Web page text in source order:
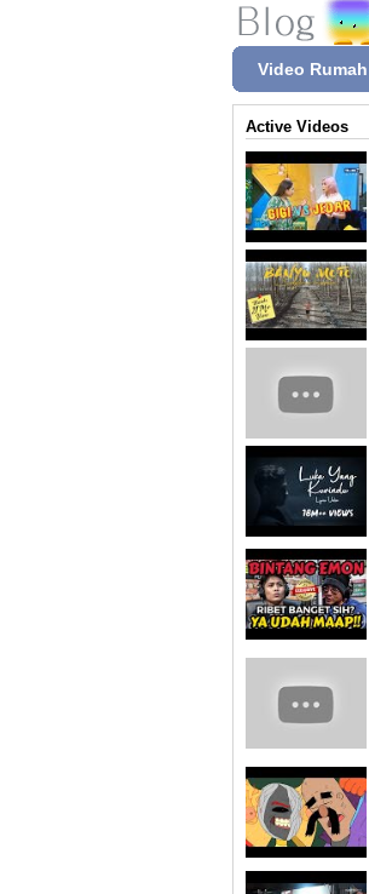
Video Rumah
Active Videos